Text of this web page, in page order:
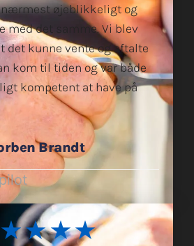
nærmest øjeblikkeligt og
med det samme. Vi blev
det kunne vente og aftalte
kom til tiden og var både
kompetent at have på
Brandt